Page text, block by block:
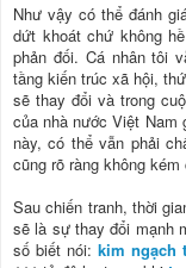
Như vậy có thể đánh
dứt khoát chứ không
phản đối. Cá nhân tôi
tầng kiến trúc xã hội,
sẽ thay đổi và trong
của nhà nước Việt
này, có thể vẫn phải
cũng rõ ràng không
Sau chiến tranh, thời
sẽ là sự thay đổi mạnh
số biết nói:kim ngạch